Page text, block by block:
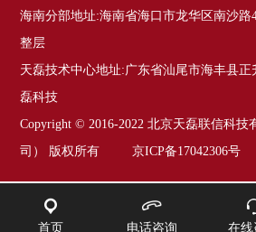
海南分部地址:海南省海口市龙华区南沙路
整层
天磊技术中心地址:广东省汕尾市海丰县正
磊科技
Copyright © 2016-2022 北京天磊联信科技
司） 版权所有 京ICP备17042306号
首页 电话咨询 在线